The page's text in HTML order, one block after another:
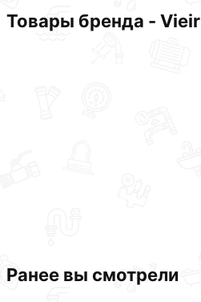
Товары бренда - Vieir
Ранее вы смотрели